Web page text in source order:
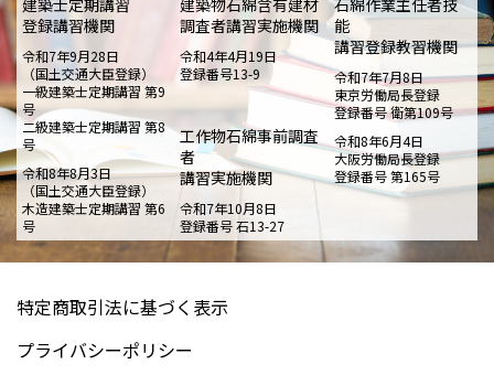
建築士定期講習
登録講習機関
令和7年9月28日
（国土交通大臣登録）
一級建築士定期講習 第9
号
二級建築士定期講習 第8
号
令和8年8月3日
（国土交通大臣登録）
木造建築士定期講習 第6
号
建築物石綿含有建材
調査者講習実施機関
令和4年4月19日
登録番号13-9
工作物石綿事前調査
者
講習実施機関
令和7年10月8日
登録番号 石13-27
石綿作業主任者技
能
講習登録教習機関
令和7年7月8日
東京労働局長登録
登録番号 衛第109号
令和8年6月4日
大阪労働局長登録
登録番号 第165号
特定商取引法に基づく表示
プライバシーポリシー